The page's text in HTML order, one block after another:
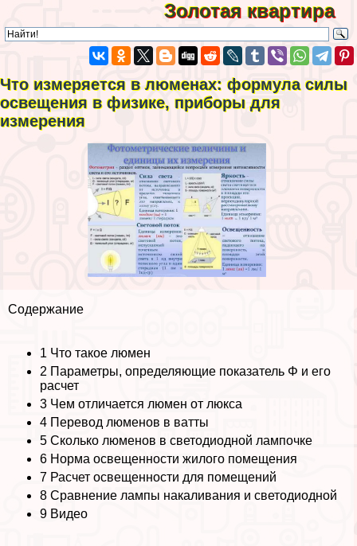
Золотая квартира
Что измеряется в люменах: формула силы
освещения в физике, приборы для
измерения
Содержание
1 Что такое люмен
2 Параметры, определяющие показатель Φ и его
расчет
3 Чем отличается люмен от люкса
4 Перевод люменов в ватты
5 Сколько люменов в светодиодной лампочке
6 Норма освещенности жилого помещения
7 Расчет освещенности для помещений
8 Сравнение лампы накаливания и светодиодной
9 Видео